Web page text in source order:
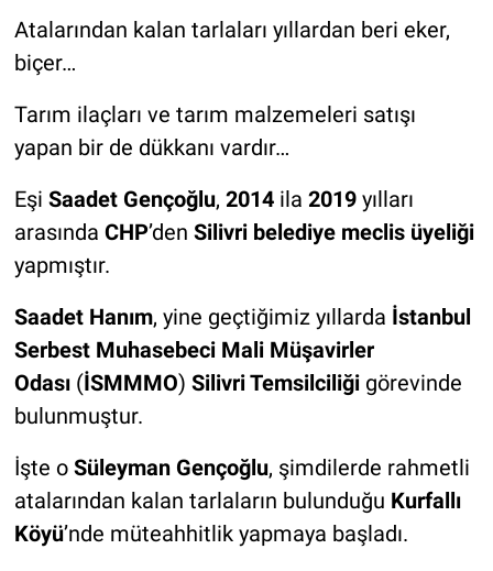
Atalarından kalan tarlaları yıllardan beri eker,
biçer…
Tarım ilaçları ve tarım malzemeleri satışı
yapan bir de dükkanı vardır…
Eşi Saadet Gençoğlu, 2014ila 2019yılları
arasında CHP’den Silivri belediye meclis üyeliği
yapmıştır.
Saadet Hanım, yine geçtiğimiz yıllarda İstanbul
Serbest Muhasebeci Mali Müşavirler
Odası(İSMMMO) Silivri Temsilciliğigörevinde
bulunmuştur.
İşte o Süleyman Gençoğlu, şimdilerde rahmetli
atalarından kalan tarlaların bulunduğu Kurfallı
Köyü’nde müteahhitlik yapmaya başladı.